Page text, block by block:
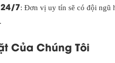
7: Đơn vị uy tín sẽ có đội ngũ
Của Chúng Tôi